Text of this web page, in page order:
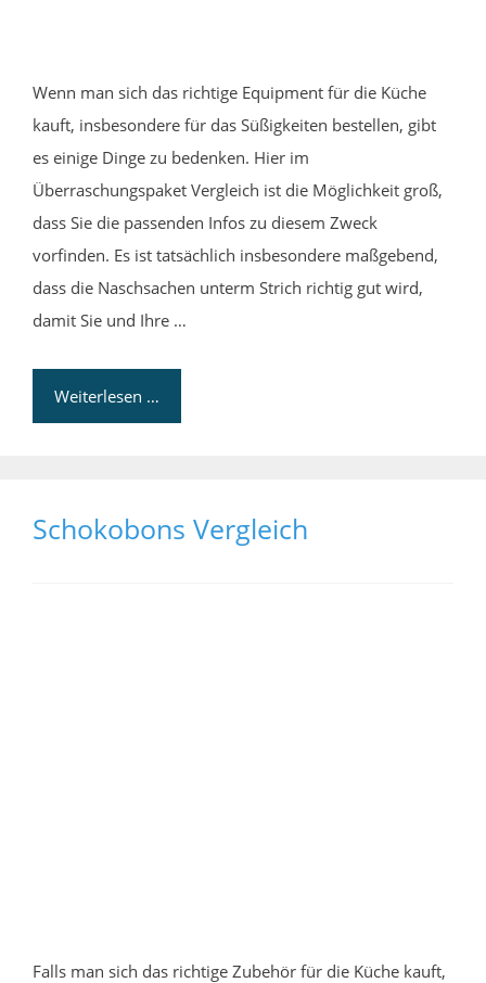
Wenn man sich das richtige Equipment für die Küche
kauft, insbesondere für das Süßigkeiten bestellen, gibt
es einige Dinge zu bedenken. Hier im
Überraschungspaket Vergleich ist die Möglichkeit groß,
dass Sie die passenden Infos zu diesem Zweck
vorfinden. Es ist tatsächlich insbesondere maßgebend,
dass die Naschsachen unterm Strich richtig gut wird,
damit Sie und Ihre …
Weiterlesen …
Schokobons Vergleich
Falls man sich das richtige Zubehör für die Küche kauft,